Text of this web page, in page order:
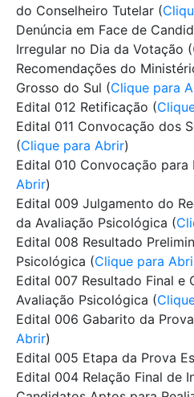
do Conselheiro Tutelar (
Denúncia em Face de
Irregular no Dia da Votação (
Recomendações do
Grosso do Sul (Clique para
Edital 012 Retificação (
Edital 011 Convocação dos
(Clique para Abrir)
Edital 010 Convocação para
Abrir)
Edital 009 Julgamento do
da Avaliação Psicológica (
Edital 008 Resultado
Psicológica (Clique para
Edital 007 Resultado Final e
Avaliação Psicológica (
Edital 006 Gabarito da
Abrir)
Edital 005 Etapa da Prova
Edital 004 Relação Final de